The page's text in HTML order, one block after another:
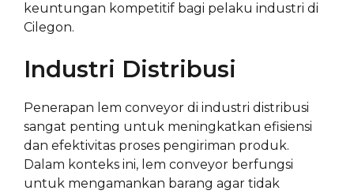
keuntungan kompetitif bagi pelaku industri di
Cilegon.
Industri Distribusi
Penerapan lem conveyor di industri distribusi
sangat penting untuk meningkatkan efisiensi
dan efektivitas proses pengiriman produk.
Dalam konteks ini, lem conveyor berfungsi
untuk mengamankan barang agar tidak